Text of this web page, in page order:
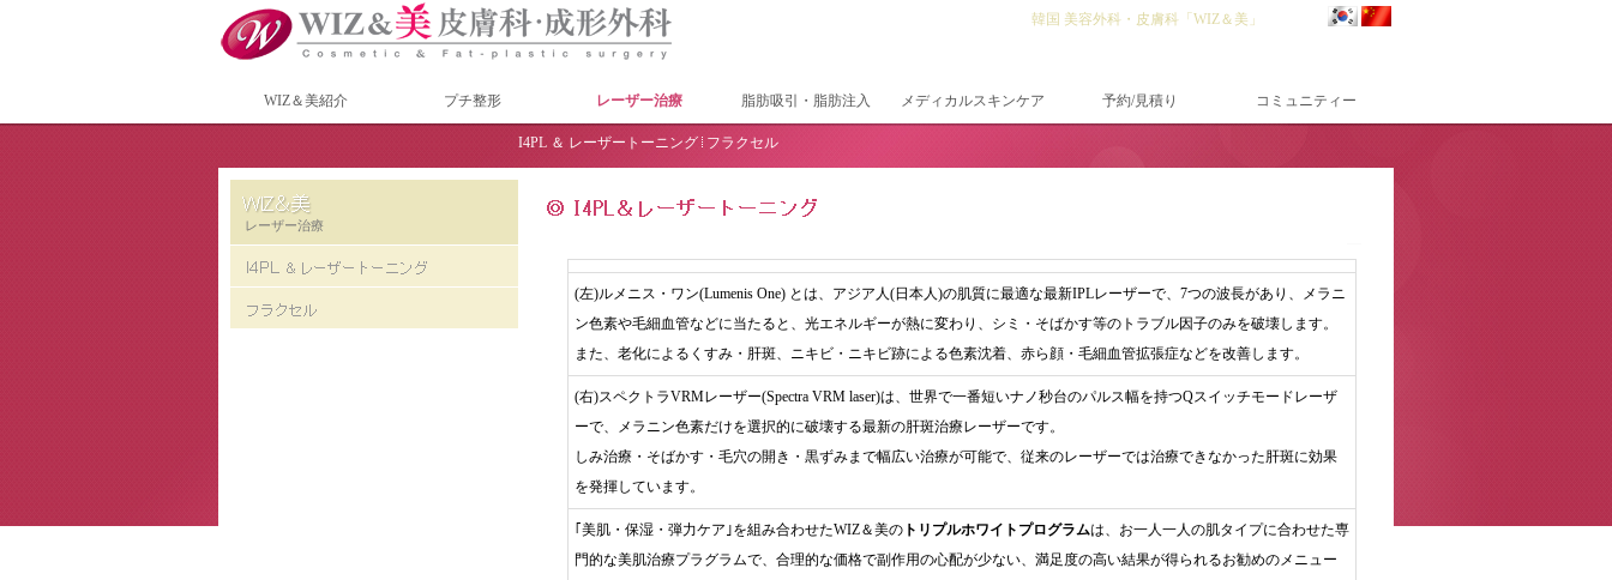
韓国 美容外科・皮膚科「WIZ＆美」
WIZ＆美紹介 プチ整形 レーザー治療 脂肪吸引・脂肪注入 メディカルスキンケア 予約/見積り コミュニティー
I4PL ＆ レーザートーニング フラクセル
レーザー治療
(左)ルメニス・ワン(Lumenis One) とは、アジア人(日本人)の肌質に最適な最新IPLレーザーで、7つの波長があり、メラニ
ン色素や毛細血管などに当たると、光エネルギーが熱に変わり、シミ・そばかす等のトラブル因子のみを破壊します。
また、老化によるくすみ・肝斑、ニキビ・ニキビ跡による色素沈着、赤ら顔・毛細血管拡張症などを改善します。
(右)スペクトラVRMレーザー(Spectra VRM laser)は、世界で一番短いナノ秒台のパルス幅を持つQスイッチモードレーザ
ーで、メラニン色素だけを選択的に破壊する最新の肝斑治療レーザーです。
しみ治療・そばかす・毛穴の開き・黒ずみまで幅広い治療が可能で、従来のレーザーでは治療できなかった肝斑に効果
を発揮しています。
｢美肌・保湿・弾力ケア｣を組み合わせたWIZ＆美の トリプルホワイトプログラムは、お一人一人の肌タイプに合わせた専
門的な美肌治療プラグラムで、合理的な価格で副作用の心配が少ない、満足度の高い結果が得られるお勧めのメニュー